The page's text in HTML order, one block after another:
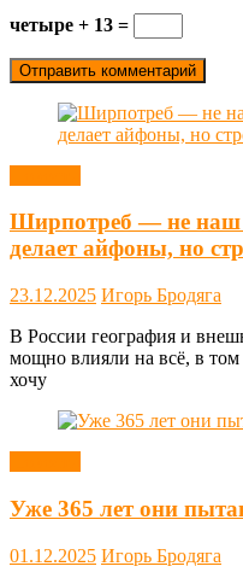
четыре + 13 =
Ширпотреб — не наш
делает айфоны, но
23.12.2025 Игорь Бродяга
В России география и
мощно влияли на всё, в
хочу
Уже 365 лет они
01.12.2025 Игорь Бродяга